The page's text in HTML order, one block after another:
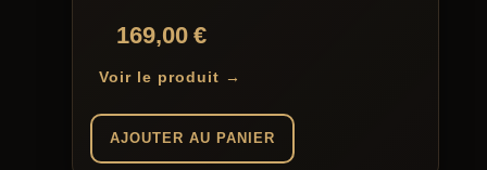
169,00€
Voir le produit →
AJOUTER AU PANIER